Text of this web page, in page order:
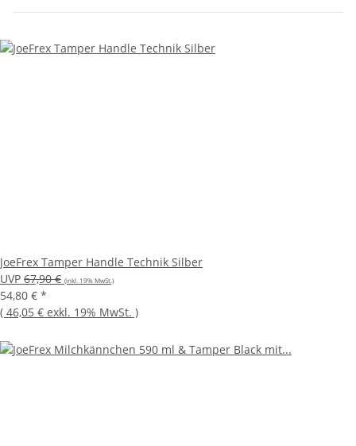
JoeFrex Tamper Handle Technik Silber
UVP 67,90 € (inkl. 19% MwSt.)
54,80 € *
( 46,05 € exkl. 19% MwSt. )